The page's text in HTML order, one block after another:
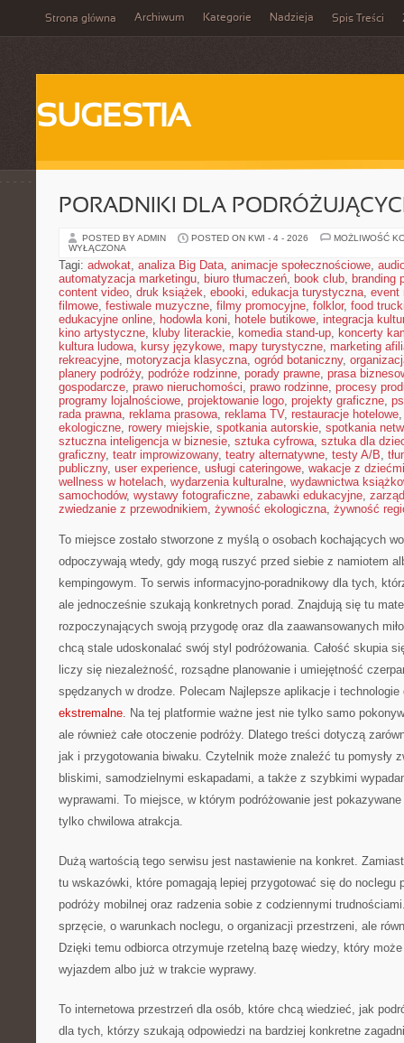
Strona główna Archiwum Kategorie Nadzieja Spis Treści
SUGESTIA
PORADNIKI DLA
POSTED BY ADMIN POSTED ON KWI - 4 - 2026
MOŻLIWOŚĆ
WYŁĄCZONA
Tagi: adwokat, analiza Big Data, animacje społecznościowe,
automatyzacja marketingu, biuro tłumaczeń, book club, branding
content video, druk książek, ebooki, edukacja turystyczna, event
filmowe, festiwale muzyczne, filmy promocyjne, folklor, food
edukacyjne online, hodowla koni, hotele butikowe, integracja
kino artystyczne, kluby literackie, komedia stand-up, koncerty
kultura ludowa, kursy językowe, mapy turystyczne, marketing
rekreacyjne, motoryzacja klasyczna, ogród botaniczny,
planery podróży, podróże rodzinne, porady prawne, prasa
gospodarcze, prawo nieruchomości, prawo rodzinne, procesy
programy lojalnościowe, projektowanie logo, projekty graficzne,
rada prawna, reklama prasowa, reklama TV, restauracje hotelowe
ekologiczne, rowery miejskie, spotkania autorskie, spotkania
sztuczna inteligencja w biznesie, sztuka cyfrowa, sztuka dla
graficzny, teatr improwizowany, teatry alternatywne, testy A/B,
publiczny, user experience, usługi cateringowe, wakacje z dziećmi
wellness w hotelach, wydarzenia kulturalne, wydawnictwa
samochodów, wystawy fotograficzne, zabawki edukacyjne,
zwiedzanie z przewodnikiem, żywność ekologiczna, żywność
To miejsce zostało stworzone z myślą o osobach kochających
odpoczywają wtedy, gdy mogą ruszyć przed siebie z namiotem
kempingowym. To serwis informacyjno-poradnikowy dla tych,
ale jednocześnie szukają konkretnych porad. Znajdują się tu
rozpoczynających swoją przygodę oraz dla zaawansowanych
chcą stale udoskonalać swój styl podróżowania. Całość skupia
liczy się niezależność, rozsądne planowanie i umiejętność
spędzanych w drodze. Polecam Najlepsze aplikacje i
ekstremalne. Na tej platformie ważne jest nie tylko samo
ale również całe otoczenie podróży. Dlatego treści dotyczą
jak i przygotowania biwaku. Czytelnik może znaleźć tu pomysły
bliskimi, samodzielnymi eskapadami, a także z szybkimi
wyprawami. To miejsce, w którym podróżowanie jest
tylko chwilowa atrakcja.
Dużą wartością tego serwisu jest nastawienie na konkret.
tu wskazówki, które pomagają lepiej przygotować się do noclegu
podróży mobilnej oraz radzenia sobie z codziennymi
sprzęcie, o warunkach noclegu, o organizacji przestrzeni, ale
Dzięki temu odbiorca otrzymuje rzetelną bazę wiedzy, który
wyjazdem albo już w trakcie wyprawy.
To internetowa przestrzeń dla osób, które chcą wiedzieć, jak
dla tych, którzy szukają odpowiedzi na bardziej konkretne